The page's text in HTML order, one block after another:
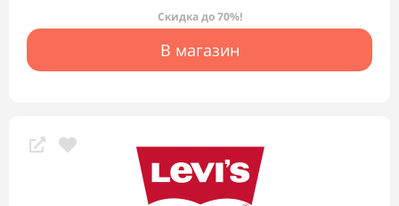
Скидка до 70%!
В магазин